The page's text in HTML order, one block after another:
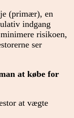
(primær), en
indgang
risikoen,
ser
at købe for
at vægte